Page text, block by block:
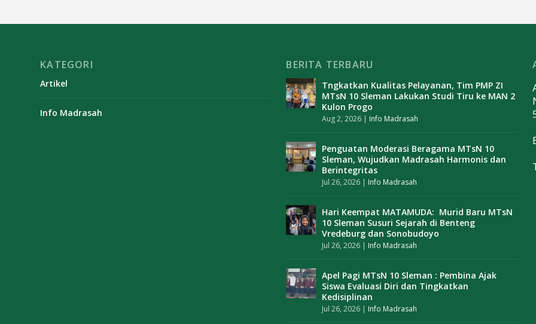
KATEGORI
Artikel
Info Madrasah
BERITA TERBARU
Tngkatkan Kualitas Pelayanan, Tim PMP ZI
MTsN 10 Sleman Lakukan Studi Tiru ke MAN 2
Kulon Progo
Aug 2, 2026 | Info Madrasah
Penguatan Moderasi Beragama MTsN 10
Sleman, Wujudkan Madrasah Harmonis dan
Berintegritas
Jul 26, 2026 | Info Madrasah
Hari Keempat MATAMUDA: Murid Baru MTsN
10 Sleman Susuri Sejarah di Benteng
Vredeburg dan Sonobudoyo
Jul 26, 2026 | Info Madrasah
Apel Pagi MTsN 10 Sleman : Pembina Ajak
Siswa Evaluasi Diri dan Tingkatkan
Kedisiplinan
Jul 26, 2026 | Info Madrasah